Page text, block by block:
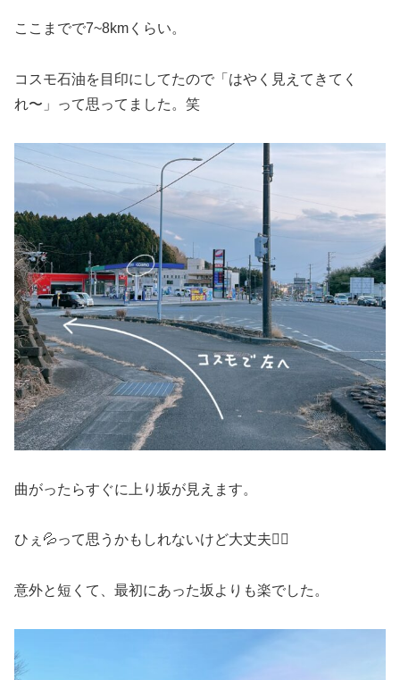
ここまでで7~8kmくらい。
コスモ石油を目印にしてたので「はやく見えてきてく
れ〜」って思ってました。笑
曲がったらすぐに上り坂が見えます。
ひぇ💦って思うかもしれないけど大丈夫🙆‍♀️
意外と短くて、最初にあった坂よりも楽でした。